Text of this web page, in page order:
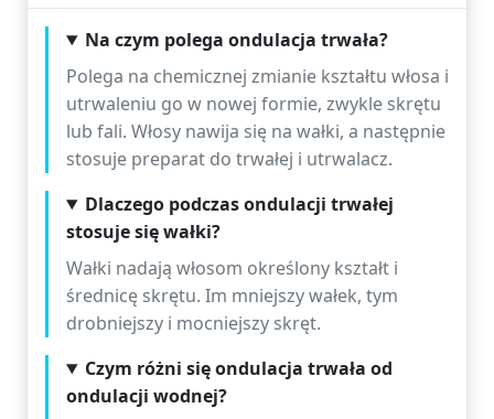
Na czym polega ondulacja trwała?
Polega na chemicznej zmianie kształtu włosa i
utrwaleniu go w nowej formie, zwykle skrętu
lub fali. Włosy nawija się na wałki, a następnie
stosuje preparat do trwałej i utrwalacz.
Dlaczego podczas ondulacji trwałej
stosuje się wałki?
Wałki nadają włosom określony kształt i
średnicę skrętu. Im mniejszy wałek, tym
drobniejszy i mocniejszy skręt.
Czym różni się ondulacja trwała od
ondulacji wodnej?